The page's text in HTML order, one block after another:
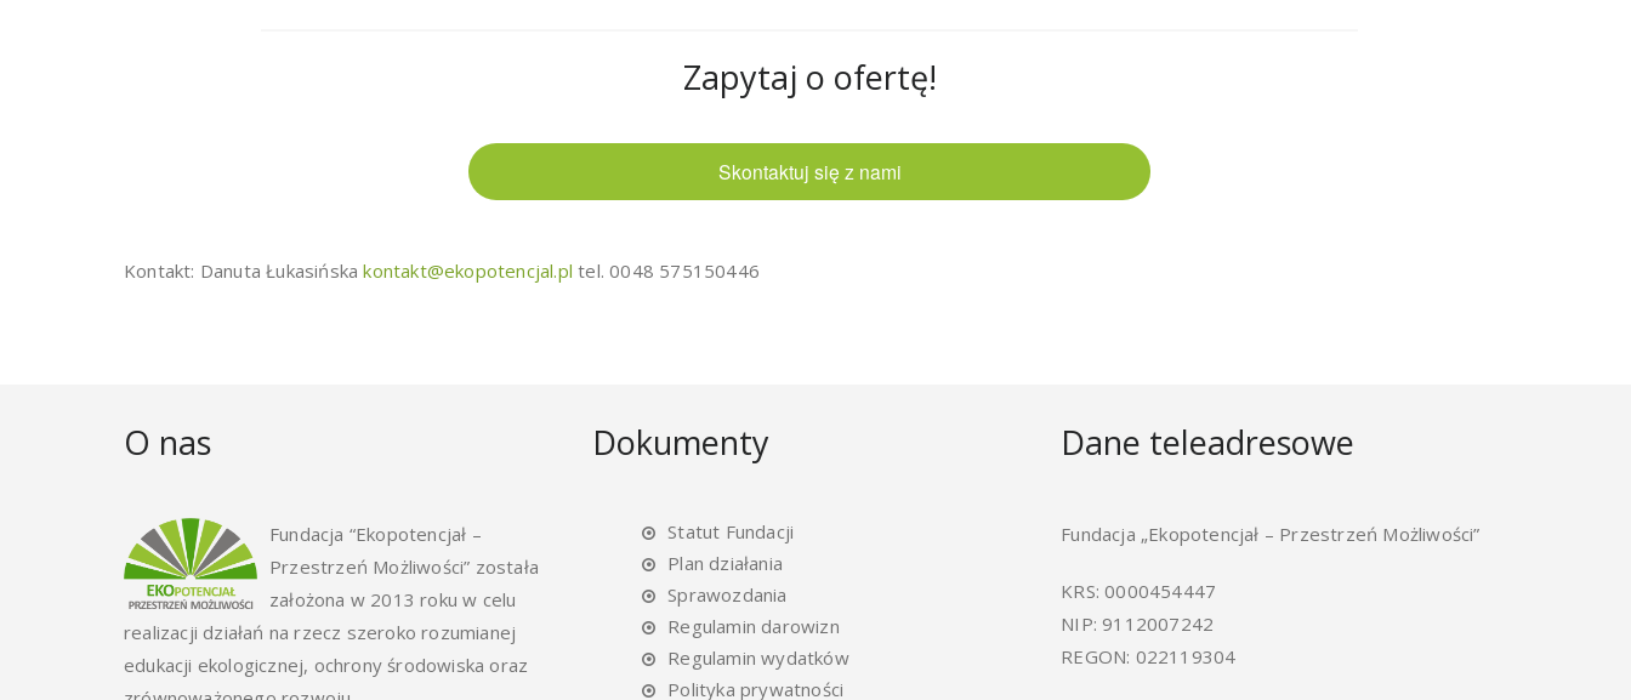
Zapytaj o ofertę!
Skontaktuj się z nami
Kontakt: Danuta Łukasińskakontakt@ekopotencjal.pl tel. 0048 575150446
O nas
Fundacja “Ekopotencjał –
Przestrzeń Możliwości” została
założona w 2013 roku w celu
realizacji działań na rzecz szeroko rozumianej
edukacji ekologicznej, ochrony środowiska oraz
Dokumenty
Statut Fundacji
Plan działania
Sprawozdania
Regulamin darowizn
Regulamin wydatków
Polityka prywatności
Dane teleadresowe
Fundacja „Ekopotencjał – Przestrzeń Możliwości”
KRS: 0000454447
NIP: 9112007242
REGON: 022119304